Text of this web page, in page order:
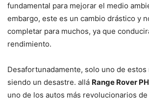
fundamental para mejorar el medio
embargo, este es un cambio drástico y
completar para muchos, ya que
rendimiento.
Desafortunadamente, solo uno de
siendo un desastre. allá Range Rover
uno de los autos más revolucionarios